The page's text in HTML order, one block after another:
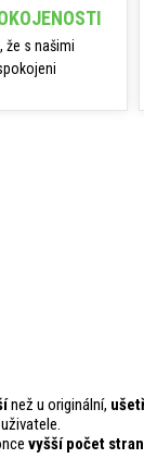
že s našimi
než u originální,
vyšší počet stran